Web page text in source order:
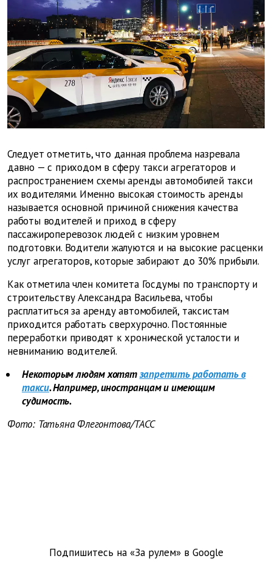
Следует отметить, что данная проблема назревала
давно — с приходом в сферу такси агрегаторов и
распространением схемы аренды автомобилей такси
их водителями. Именно высокая стоимость аренды
называется основной причиной снижения качества
работы водителей и приход в сферу
пассажироперевозок людей с низким уровнем
подготовки. Водители жалуются и на высокие расценки
услуг агрегаторов, которые забирают до 30% прибыли.
Как отметила член комитета Госдумы по транспорту и
строительству Александра Васильева, чтобы
расплатиться за аренду автомобилей, таксистам
приходится работать сверхурочно. Постоянные
переработки приводят к хронической усталости и
невниманию водителей.
Некоторым людям хотятзапретить работать в
такси. Например, иностранцам и имеющим
судимость.
Фото: Татьяна Флегонтова/ТАСС
Подпишитесь на «За рулем» в Google